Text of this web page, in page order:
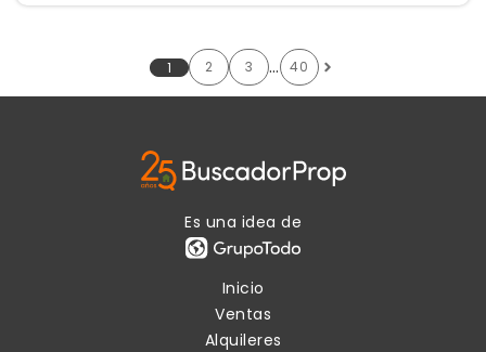
1 2 3 … 40
Es una idea de
Inicio
Ventas
Alquileres